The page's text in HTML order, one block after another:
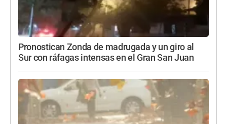
Pronostican Zonda de madrugada y un giro al
Sur con ráfagas intensas en el Gran San Juan